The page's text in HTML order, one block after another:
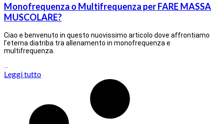
Monofrequenza o Multifrequenza per FARE MASSA
MUSCOLARE?
Ciao e benvenuto in questo nuovissimo articolo dove affrontiamo
l’eterna diatriba tra allenamento in monofrequenza e
multifrequenza.
Leggi tutto